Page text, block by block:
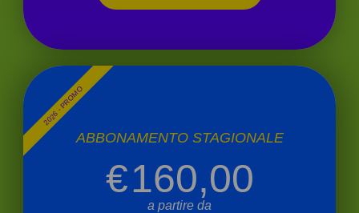
ABBONAMENTO STAGIONALE
€160,00
a partire da
2026 - PROMO